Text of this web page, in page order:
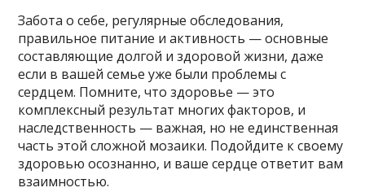
Забота о себе, регулярные обследования,
правильное питание и активность — основные
составляющие долгой и здоровой жизни, даже
если в вашей семье уже были проблемы с
сердцем. Помните, что здоровье — это
комплексный результат многих факторов, и
наследственность — важная, но не единственная
часть этой сложной мозаики. Подойдите к своему
здоровью осознанно, и ваше сердце ответит вам
взаимностью.